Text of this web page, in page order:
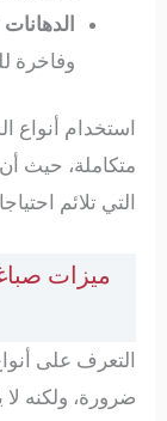
الدهانات
وفاخرة
استخدام أنواع
متكاملة، حيث
التي تلائم
ميزات
التعرف على
ضرورة، ولكنه لا